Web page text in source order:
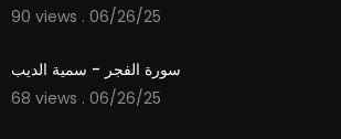
90 views . 06/26/25
سورة الفجر - سمية الديب
68 views . 06/26/25